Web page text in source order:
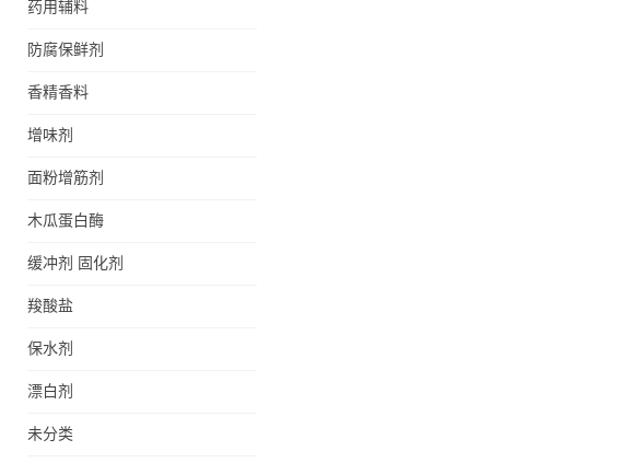
药用辅料
防腐保鲜剂
香精香料
增味剂
面粉增筋剂
木瓜蛋白酶
缓冲剂 固化剂
羧酸盐
保水剂
漂白剂
未分类